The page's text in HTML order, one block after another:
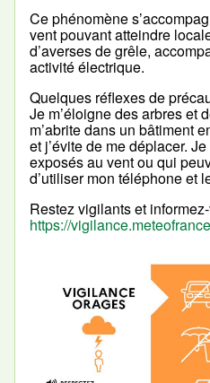
Ce phénomène
vent pouvant atteindre
d’averses de grêle,
activité électrique.
Quelques réflexes de
Je m’éloigne des arbres et
m’abrite dans un bâtiment
et j’évite de me déplacer.
exposés au vent ou qui
d’utiliser mon téléphone et
Restez vigilants et
https://